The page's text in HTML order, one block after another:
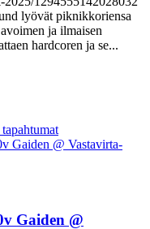
lyövät piknikkoriensa
ja ilmaisen
hardcoren ja se...
Gaiden @ Vastavirta-
Gaiden @